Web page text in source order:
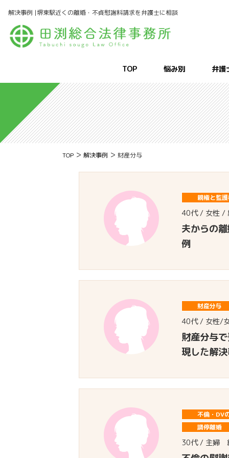
解決事例 |堺東駅近くの離婚・不貞慰謝料請求を弁護士に相談
TOP
悩み別 弁護
TOP > 解決事例 > 財産分与
親権と監
40代 / 女性 /
夫からの
例
財産分与
40代 / 女性/
財産分与
現した解
不倫・DV
調停離婚
30代 / 主婦